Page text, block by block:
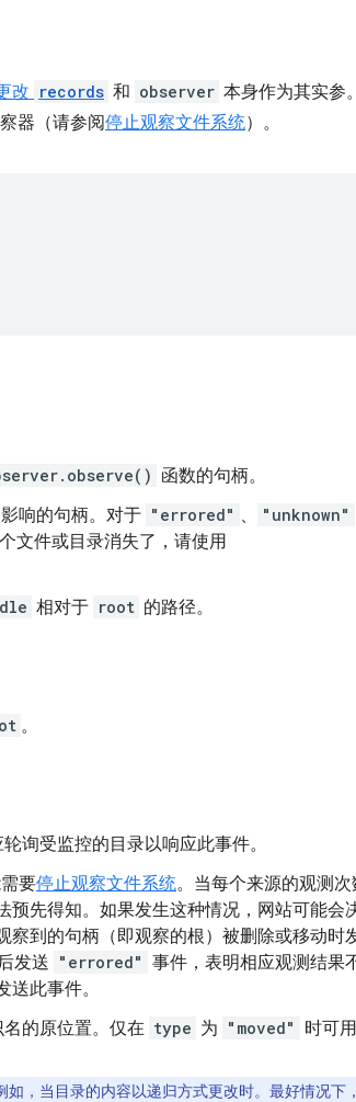
改 records 和 observer 本身作为其实参
器（请参阅停止观察文件系统）。
函数的句柄。
响的句柄。对于 "errored" 、 "unknown"
文件或目录消失了，请使用
相对于 root 的路径。
。
询受监控的目录以响应此事件。
要停止观察文件系统。当每个来源的观测
预先得知。如果发生这种情况，网站可能会
到的句柄（即观察的根）被删除或移动时
发送 "errored" 事件，表明相应观测结果
此事件。
名的原位置。仅在 type 为 "moved" 时可用
，当目录的内容以递归方式更改时。最好情况下